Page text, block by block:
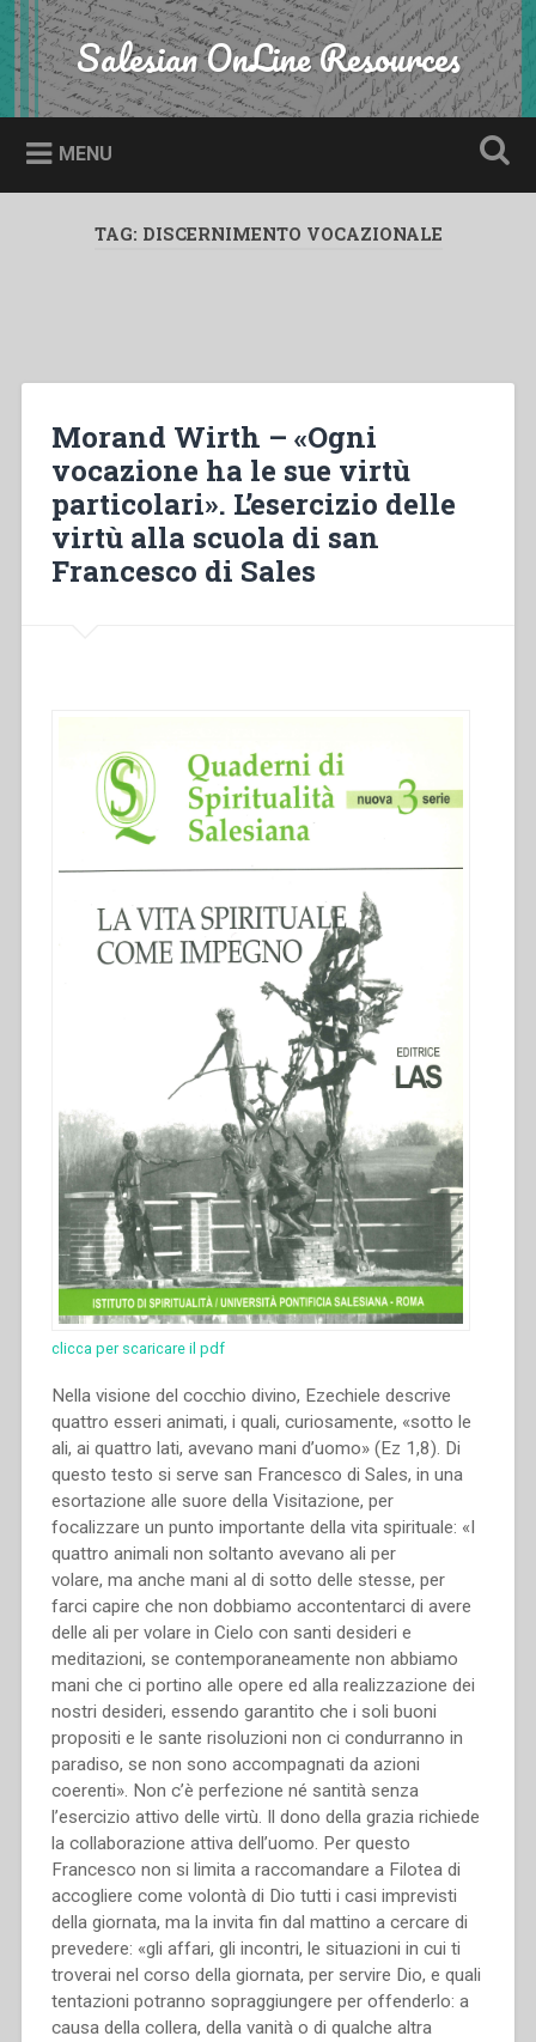
Skip
to
content
Search Salesian OnLine Resources
MENU
TAG: DISCERNIMENTO VOCAZIONALE
Morand Wirth – «Ogni
vocazione ha le sue virtù
particolari». L’esercizio delle
virtù alla scuola di san
Francesco di Sales
clicca per scaricare il pdf
Nella visione del cocchio divino, Ezechiele descrive
quattro esseri animati, i quali, curiosamente, «sotto le
ali, ai quattro lati, avevano mani d’uomo» (Ez 1,8). Di
questo testo si serve san Francesco di Sales, in una
esortazione alle suore della Visitazione, per
focalizzare un punto importante della vita spirituale: «I
quattro animali non soltanto avevano ali per
volare, ma anche mani al di sotto delle stesse, per
farci capire che non dobbiamo accontentarci di avere
delle ali per volare in Cielo con santi desideri e
meditazioni, se contemporaneamente non abbiamo
mani che ci portino alle opere ed alla realizzazione dei
nostri desideri, essendo garantito che i soli buoni
propositi e le sante risoluzioni non ci condurranno in
paradiso, se non sono accompagnati da azioni
coerenti». Non c’è perfezione né santità senza
l’esercizio attivo delle virtù. Il dono della grazia richiede
la collaborazione attiva dell’uomo. Per questo
Francesco non si limita a raccomandare a Filotea di
accogliere come volontà di Dio tutti i casi imprevisti
della giornata, ma la invita fin dal mattino a cercare di
prevedere: «gli affari, gli incontri, le situazioni in cui ti
troverai nel corso della giornata, per servire Dio, e quali
tentazioni potranno sopraggiungere per offenderlo: a
causa della collera, della vanità o di qualche altra